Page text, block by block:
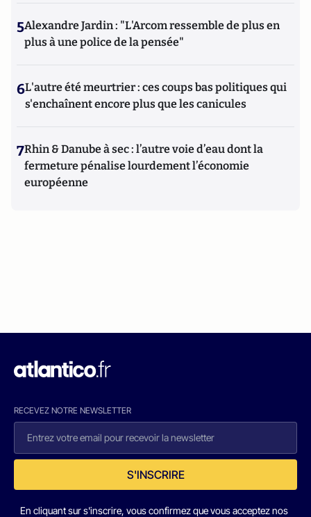
5Alexandre Jardin : "L'Arcom ressemble de plus en
plus à une police de la pensée"
6L'autre été meurtrier : ces coups bas politiques qui
s'enchaînent encore plus que les canicules
7Rhin & Danube à sec : l’autre voie d’eau dont la
fermeture pénalise lourdement l’économie
européenne
RECEVEZ NOTRE NEWSLETTER
S'INSCRIRE
En cliquant sur s'inscrire, vous confirmez que vous acceptez nos